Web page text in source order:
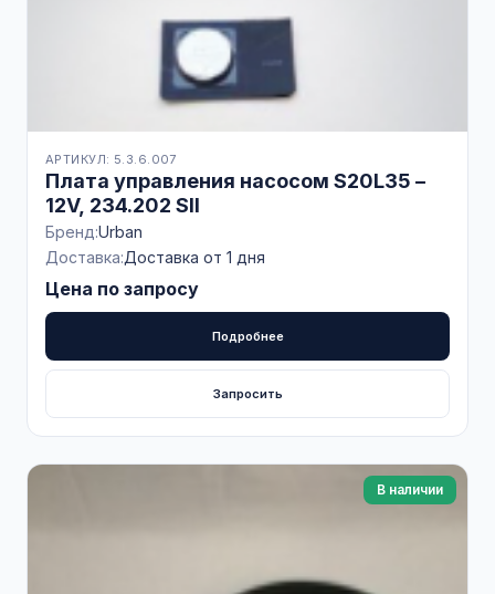
АРТИКУЛ: 5.3.6.007
Плата управления насосом S20L35 –
12V, 234.202 SII
Бренд:Urban
Доставка:Доставка от 1 дня
Цена по запросу
Подробнее
Запросить
В наличии